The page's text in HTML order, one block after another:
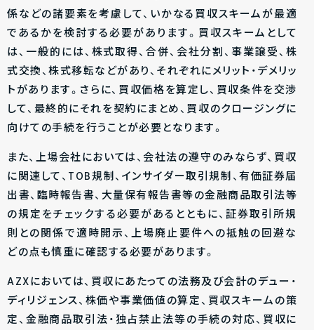
係などの諸要素を考慮して、いかなる買収スキームが最適
であるかを検討する必要があります。買収スキームとして
は、一般的には、株式取得、合併、会社分割、事業譲受、株
式交換、株式移転などがあり、それぞれにメリット・デメリッ
トがあります。さらに、買収価格を算定し、買収条件を交渉
して、最終的にそれを契約にまとめ、買収のクロージングに
向けての手続を行うことが必要となります。
また、上場会社においては、会社法の遵守のみならず、買収
に関連して、TOB規制、インサイダー取引規制、有価証券届
出書、臨時報告書、大量保有報告書等の金融商品取引法等
の規定をチェックする必要があるとともに、証券取引所規
則との関係で適時開示、上場廃止要件への抵触の回避な
どの点も慎重に確認する必要があります。
AZXにおいては、買収にあたっての法務及び会計のデュー・
ディリジェンス、株価や事業価値の算定、買収スキームの策
定、金融商品取引法・独占禁止法等の手続の対応、買収に